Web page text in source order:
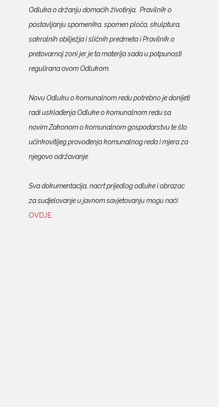
Odluka o držanju domaćih životinja, Pravilnik o
postavljanju spomenika, spomen ploča, skulptura,
sakralnih obilježja i sličnih predmeta i Pravilnik o
pretovarnoj zoni jer je ta materija sada u potpunosti
regulirana ovom Odlukom.
Novu Odluku o komunalnom redu potrebno je donijeti
radi usklađenja Odluke o komunalnom redu sa
novim Zakonom o komunalnom gospodarstvu te što
učinkovitijeg provođenja komunalnog reda i mjera za
njegovo održavanje.
Sva dokumentacija, nacrt prijedlog odluke i obrazac
za sudjelovanje u javnom savjetovanju mogu naći
OVDJE